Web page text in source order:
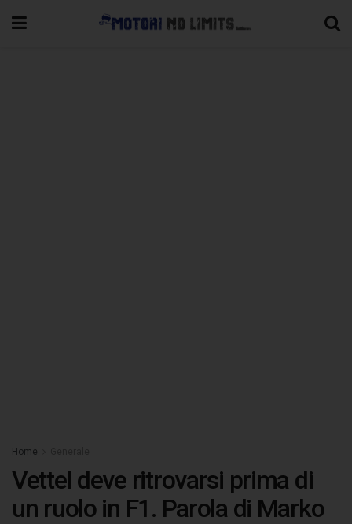
Home
Vettel deve ritrovarsi prima di
un ruolo in F1. Parola di Marko